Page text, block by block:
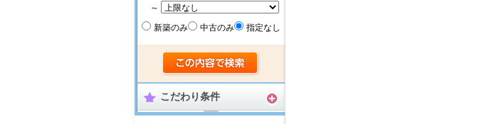
～
新築のみ
中古のみ 指定なし
こだわり条件